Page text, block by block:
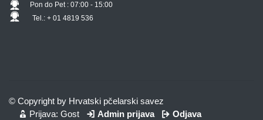
Pon do Pet : 07:00 - 15:00
Tel.: + 01 4819 536
© Copyright by Hrvatski pčelarski savez
Prijava: Gost
Admin prijava Odjava